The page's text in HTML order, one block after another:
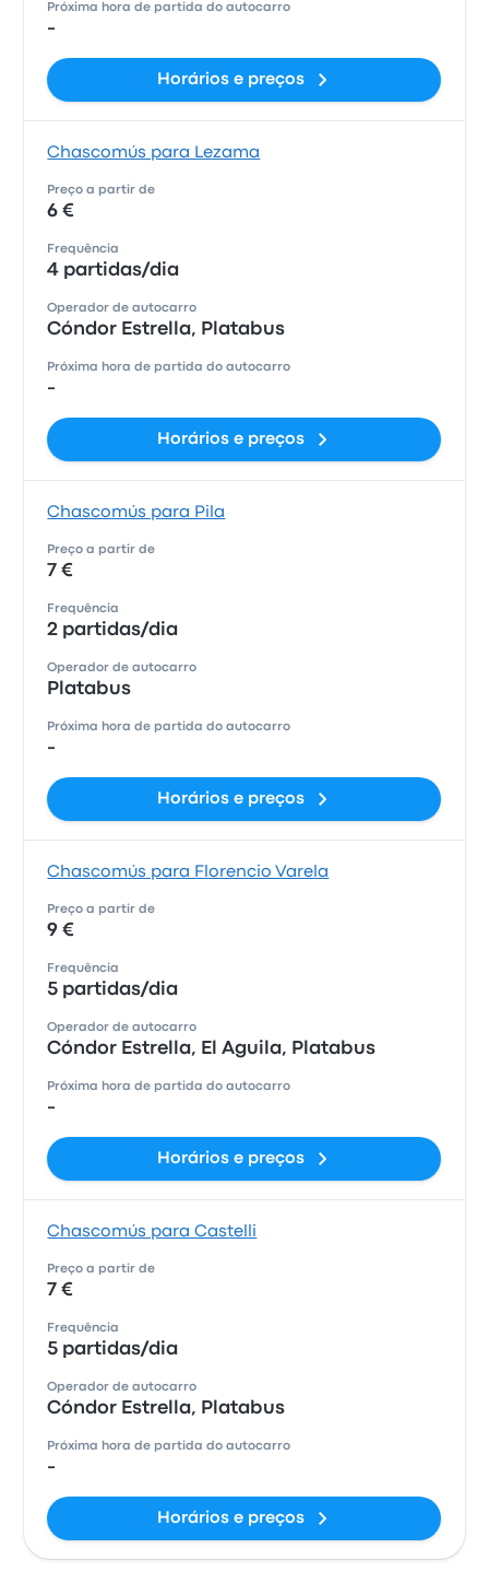
Próxima hora de partida do autocarro
-
Horários e preços
Chascomús para Lezama
Preço a partir de
6 €
Frequência
4 partidas/dia
Operador de autocarro
Cóndor Estrella, Platabus
Próxima hora de partida do autocarro
-
Horários e preços
Chascomús para Pila
Preço a partir de
7 €
Frequência
2 partidas/dia
Operador de autocarro
Platabus
Próxima hora de partida do autocarro
-
Horários e preços
Chascomús para Florencio Varela
Preço a partir de
9 €
Frequência
5 partidas/dia
Operador de autocarro
Cóndor Estrella, El Aguila, Platabus
Próxima hora de partida do autocarro
-
Horários e preços
Chascomús para Castelli
Preço a partir de
7 €
Frequência
5 partidas/dia
Operador de autocarro
Cóndor Estrella, Platabus
Próxima hora de partida do autocarro
-
Horários e preços